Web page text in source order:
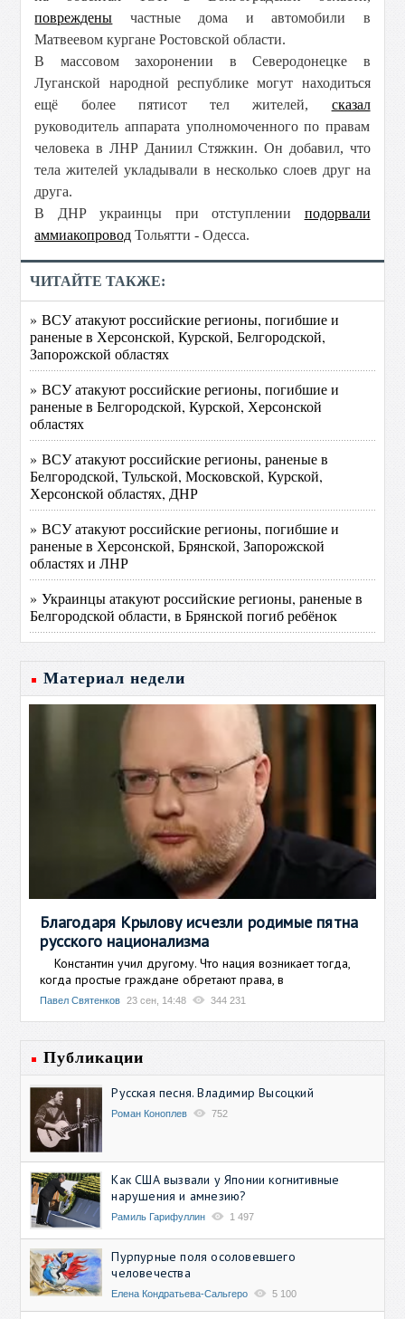
повреждены частные дома и автомобили в
Матвеевом кургане Ростовской области.
В массовом захоронении в Северодонецке в
Луганской народной республике могут находиться
ещё более пятисот тел жителей, сказал
руководитель аппарата уполномоченного по правам
человека в ЛНР Даниил Стяжкин.Он добавил, что
тела жителей укладывали в несколько слоев друг на
друга.
В ДНР украинцы при отступлении подорвали
аммиакопровод Тольятти - Одесса.
ЧИТАЙТЕ ТАКЖЕ:
» ВСУ атакуют российские регионы, погибшие и
раненые в Херсонской, Курской, Белгородской,
Запорожской областях
» ВСУ атакуют российские регионы, погибшие и
раненые в Белгородской, Курской, Херсонской
областях
» ВСУ атакуют российские регионы, раненые в
Белгородской, Тульской, Московской, Курской,
Херсонской областях, ДНР
» ВСУ атакуют российские регионы, погибшие и
раненые в Херсонской, Брянской, Запорожской
областях и ЛНР
» Украинцы атакуют российские регионы, раненые в
Белгородской области, в Брянской погиб ребёнок
Материал недели
Благодаря Крылову исчезли родимые пятна
русского национализма
Константин учил другому. Что нация возникает тогда,
когда простые граждане обретают права, в
Павел Святенков 23 сен, 14:48 344 231
Публикации
Русская песня. Владимир Высоцкий
Роман Коноплев 752
Как США вызвали у Японии когнитивные
нарушения и амнезию?
Рамиль Гарифуллин 1 497
Пурпурные поля осоловевшего
человечества
Елена Кондратьева-Сальгеро 5 100